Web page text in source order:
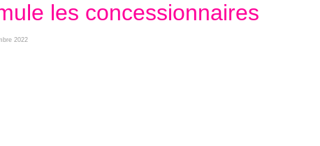
les concessionnaires
2022